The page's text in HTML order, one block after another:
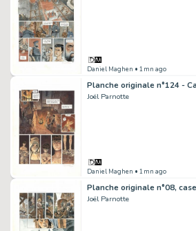
Daniel Maghen • 1mn ago
Joël Parnotte
Daniel Maghen • 1mn ago
Joël Parnotte